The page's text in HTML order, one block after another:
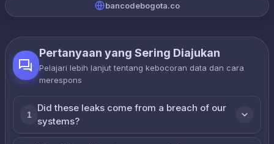
bancodebogota.co
Pertanyaan yang Sering Diajukan
Pelajari lebih lanjut tentang kebocoran data dan cara
merespons
1
Did these leaks come from a breach of our
systems?